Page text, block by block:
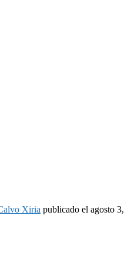
Xiria publicado el agosto 3,